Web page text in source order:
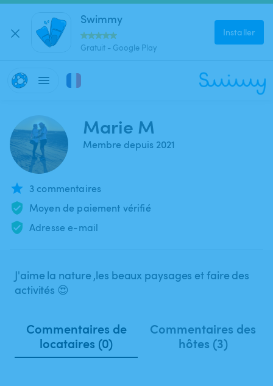
Swimmy
Gratuit - Google Play
Installer
Marie M
Membre depuis 2021
3 commentaires
Moyen de paiement vérifié
Adresse e-mail
J'aime la nature ,les beaux paysages et faire des
activités 😍
Commentaires de
locataires (0)
Commentaires des
hôtes (3)